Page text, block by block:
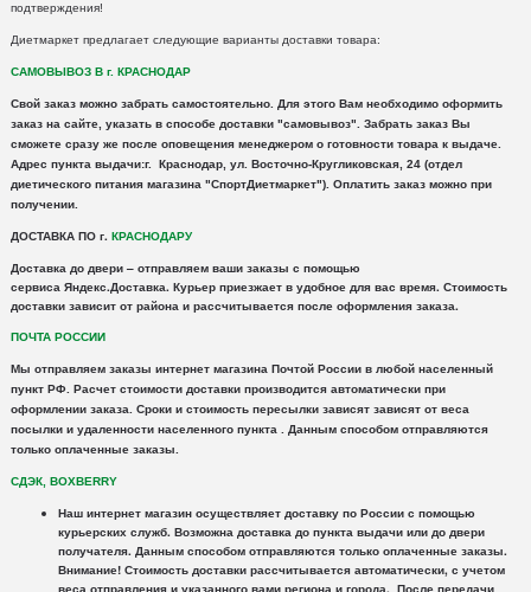
подтверждения!
Диетмаркет предлагает следующие варианты доставки товара:
САМОВЫВОЗ В г. КРАСНОДАР
Свой заказ можно забрать самостоятельно. Для этого Вам необходимо оформить
заказ на сайте, указать в способе доставки "самовывоз". Забрать заказ Вы
сможете сразу же после оповещения менеджером о готовности товара к выдаче.
Адрес пункта выдачи:г. Краснодар, ул. Восточно-Кругликовская, 24 (отдел
диетического питания магазина "СпортДиетмаркет"). Оплатить заказ можно при
получении.
ДОСТАВКА ПО г.КРАСНОДАРУ
Доставкадо двери – отправляем ваши заказы с помощью
сервиса Яндекс.Доставка. Курьер приезжает в удобное для вас время. Стоимость
доставки зависит от района и рассчитывается после оформления заказа.
ПОЧТА РОССИИ
Мы отправляем заказы интернет магазина Почтой России в любой населенный
пункт РФ. Расчет стоимости доставки производится автоматически при
оформлении заказа. Сроки и стоимость пересылки зависят зависят от веса
посылки и удаленности населенного пункта . Данным способом отправляются
только оплаченные заказы.
СДЭК, BOXBERRY
Наш интернет магазин осуществляет доставку по России с помощью
курьерских служб. Возможна доставка до пункта выдачи или до двери
получателя. Данным способом отправляются только оплаченные заказы.
Внимание!Стоимость доставки рассчитывается автоматически, с учетом